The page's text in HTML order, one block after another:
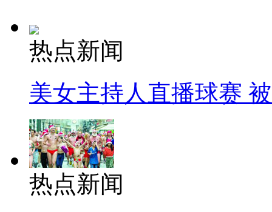
热点新闻
美女主持人直播球赛
热点新闻